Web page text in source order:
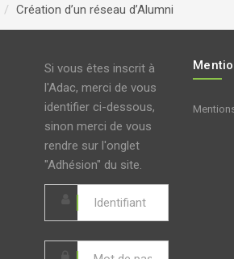
Création d’un réseau d’Alumni
Si vous êtes inscrit à
l'Adac, merci de vous
identifier ci-dessous,
sinon merci de vous
rendre sur l'onglet
"Adhésion" du site.